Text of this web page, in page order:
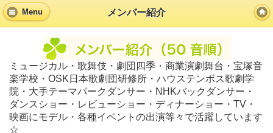
Menu メンバー紹介
ミュージカル・歌舞伎・劇団四季・商業演劇舞台・宝塚音
楽学校・OSK日本歌劇団研修所・ハウステンボス歌劇学
院・大手テーマパークダンサー・NHKバックダンサー・
ダンスショー・レビューショー・ディナーショー・TV・
映画にモデル・各種イベントの出演等々で活躍しています
☆